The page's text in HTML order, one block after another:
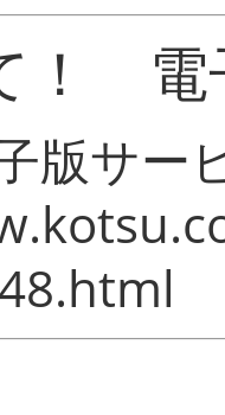
！ 電
版サー